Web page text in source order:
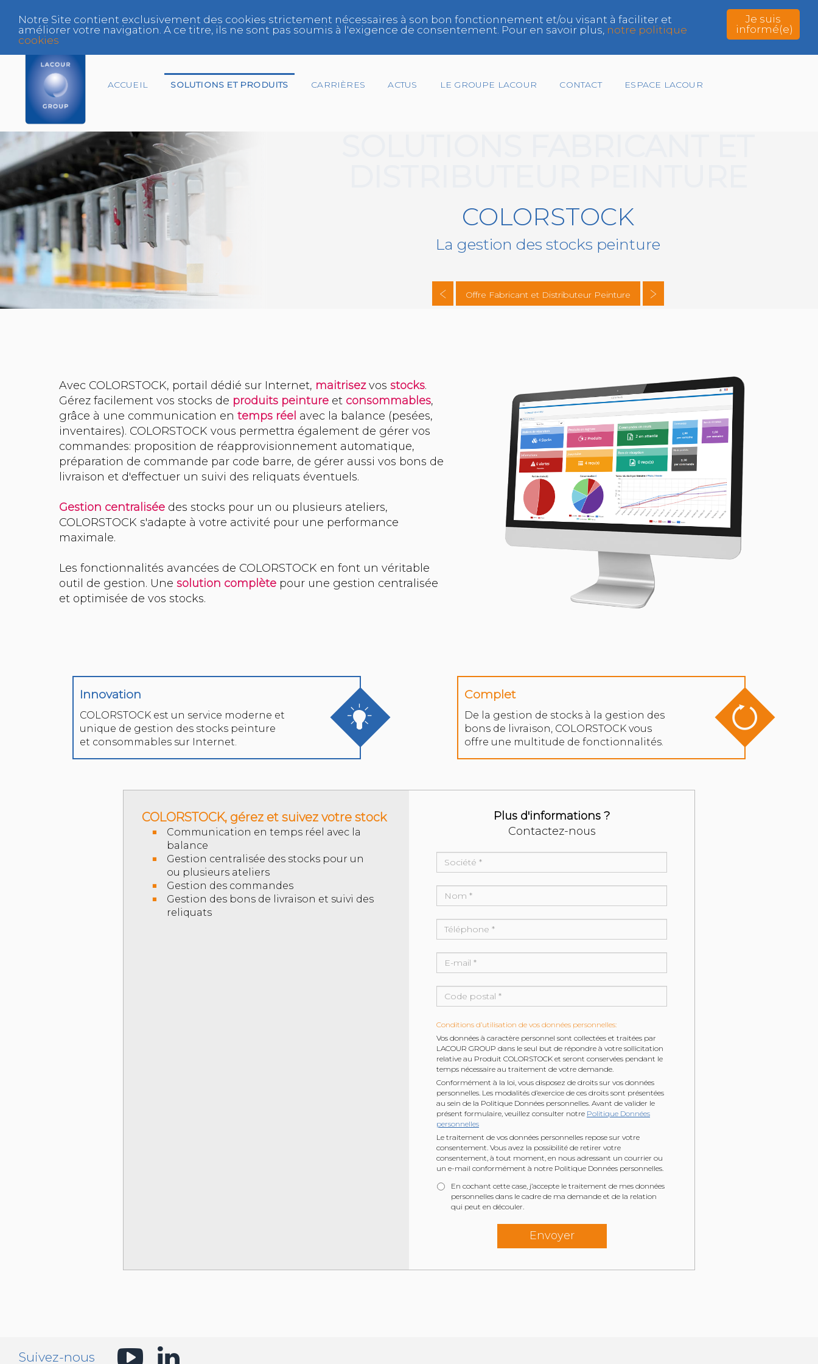
Je suis
informé(e)
Notre Site contient exclusivement des cookies strictement nécessaires à son bon fonctionnement et/ou visant à faciliter et
améliorer votre navigation. A ce titre, ils ne sont pas soumis à l'exigence de consentement. Pour en savoir plus, notre politique
cookies
ACCUEIL SOLUTIONS ET PRODUITS CARRIÈRES ACTUS LE GROUPE LACOUR CONTACT ESPACE LACOUR
Assureur
Centre Agréé VHU
Expert
Fabricant et
Distributeur Peinture
COLORSTOCK
La gestion des stocks peinture
Offre Fabricant et Distributeur Peinture
Avec COLORSTOCK, portail dédié sur Internet, maitrisezvosstocks.
Gérez facilement vos stocks de produits peinture et consommables,
grâce à une communication entemps réel avec la balance (pesées,
inventaires). COLORSTOCK vous permettra également de gérer vos
commandes: proposition de réapprovisionnement automatique,
préparation de commande par code barre, de gérer aussi vos bons de
livraison et d'effectuer un suivi des reliquats éventuels.
Gestion centralisée des stocks pour un ou plusieurs ateliers,
COLORSTOCK s'adapte à votre activité pour une performance
maximale.
Les fonctionnalités avancées de COLORSTOCK en font un véritable
outil de gestion. Unesolution complète pour une gestion centralisée
Innovation
COLORSTOCK est un service moderne et
unique de gestion des stocks peinture
et consommables sur Internet.
Complet
De la gestion de stocks à la gestion des
bons de livraison, COLORSTOCK vous
offre une multitude de fonctionnalités.
COLORSTOCK, gérez et suivez votre stock
Communication en temps réel avec la
balance
Gestion centralisée des stocks pour un
ou plusieurs ateliers
Gestion des commandes
Gestion des bons de livraison et suivi des
reliquats
Plus d'informations ?
Contactez-nous
Conditions d’utilisation de vos données personnelles:
Vos données à caractère personnel sont collectées et traitées par
LACOUR GROUP dans le seul but de répondre à votre sollicitation
relative au Produit COLORSTOCK et seront conservées pendant le
temps nécessaire au traitement de votre demande.
Conformément à la loi, vous disposez de droits sur vos données
personnelles. Les modalités d’exercice de ces droits sont présentées
au sein de la Politique Données personnelles. Avant de valider le
présent formulaire, veuillez consulter notre Politique Données
personnelles
Le traitement de vos données personnelles repose sur votre
consentement. Vous avez la possibilité de retirer votre
consentement, à tout moment, en nous adressant un courrier ou
un e-mail conformément à notre Politique Données personnelles.
En cochant cette case, j’accepte le traitement de mes données
personnelles dans le cadre de ma demande et de la relation
qui peut en découler.
Suivez-nous